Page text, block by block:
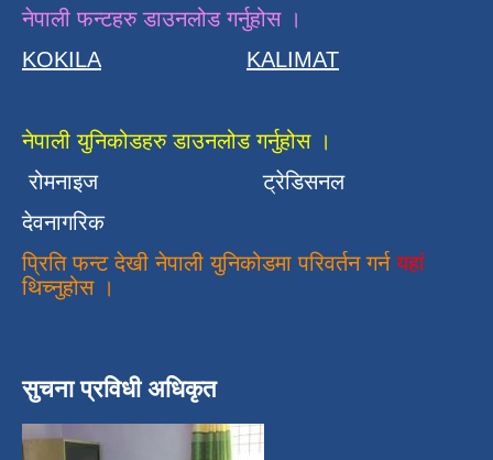
नेपाली फन्टहरु डाउनलोड गर्नुहोस ।
KOKILA
KALIMAT
नेपाली युनिकोडहरु डाउनलोड गर्नुहोस ।
रोमनाइज
ट्रेडिसनल
देवनागरिक
प्रिति फन्ट देखी नेपाली युनिकोडमा परिवर्तन गर्न यहां
थिच्नुहोस ।
सुचना प्रविधी अधिकृत